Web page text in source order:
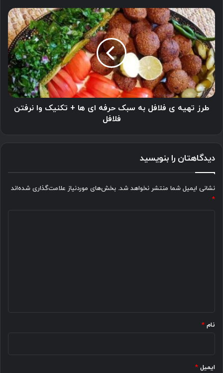
طرز
تهیه
ی
فلافل
به
سبک
حرفه
ای
ها
طرز تهیه ی فلافل به سبک حرفه ای ها + تکنیک وا نرفتن
فلافل
دیدگاهتان را بنویسید
نشانی ایمیل شما منتشر نخواهد شد. بخش‌های موردنیاز علامت‌گذاری شده‌اند
*
نام *
ایمیل *